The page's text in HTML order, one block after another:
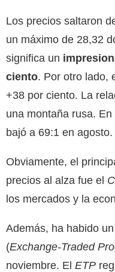
Los precios saltaron
un máximo de 28,32
significa un
ciento. Por otro lado,
+38 por ciento. La
una montaña rusa.
bajó a 69:1 en agosto.
Obviamente, el
precios al alza fue el
los mercados y la
Además, ha habido un
(Exchange-Traded
noviembre. El ETP